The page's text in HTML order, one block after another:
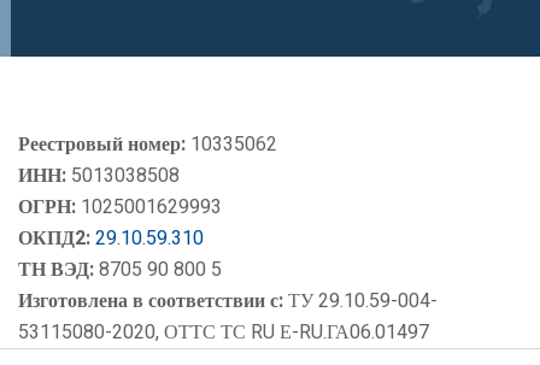
реестровый номер 10335062
Реестровый номер: 10335062
ИНН: 5013038508
ОГРН: 1025001629993
ОКПД2:29.10.59.310
ТН ВЭД:8705 90 800 5
Изготовлена в соответствии с:ТУ 29.10.59-004-
53115080-2020, ОТТС ТС RU Е-RU.ГА06.01497